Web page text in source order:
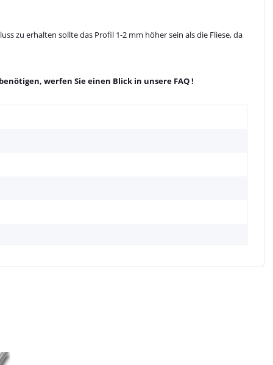
zu erhalten sollte das Profil 1-2 mm höher sein als die Fliese, da
werfen Sie einen Blick in unsere FAQ!